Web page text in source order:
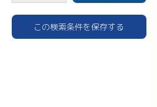
この検索条件を保存する